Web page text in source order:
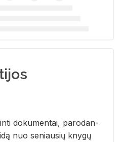
do­ku­men­tai, pa­ro­dan­
nuo se­niau­sių kny­gų